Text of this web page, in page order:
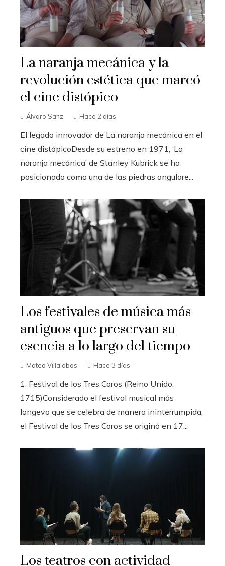
La naranja mecánica y la
revolución estética que marcó
el cine distópico
Álvaro Sanz Hace 2 días
El legado innovador de La naranja mecánica en el
cine distópicoDesde su estreno en 1971, ‘La
naranja mecánica’ de Stanley Kubrick se ha
posicionado como una de las piedras angulare...
Los festivales de música más
antiguos que preservan su
esencia a lo largo del tiempo
Mateo Villalobos Hace 3 días
1. Festival de los Tres Coros (Reino Unido,
1715)Considerado el festival musical más
longevo que se celebra de manera ininterrumpida,
el Festival de los Tres Coros se originó en 17...
Los teatros con actividad